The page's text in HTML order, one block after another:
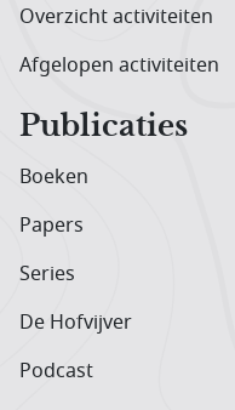
Overzicht activiteiten
Afgelopen activiteiten
Publicaties
Boeken
Papers
Series
De Hofvijver
Podcast